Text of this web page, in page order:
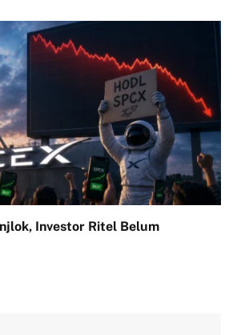
Investor Ritel Belum